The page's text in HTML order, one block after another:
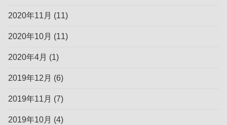
2020年11月 (11)
2020年10月 (11)
2020年4月 (1)
2019年12月 (6)
2019年11月 (7)
2019年10月 (4)